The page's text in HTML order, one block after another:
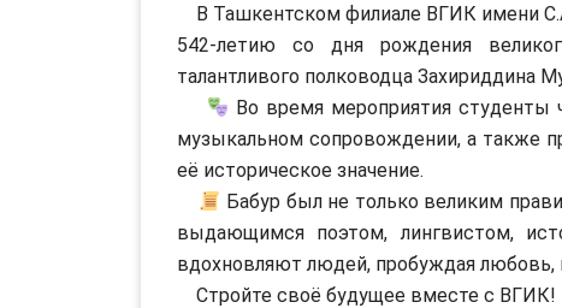
В Ташкентском филиале ВГИК имени
542-летию со дня рождения
талантливого полководца Захириддина
Во время мероприятия студенты
музыкальном сопровождении, а также
её историческое значение.
Бабур был не только великим
выдающимся поэтом, лингвистом,
вдохновляют людей, пробуждая
Стройте своё будущее вместе с ВГИК!